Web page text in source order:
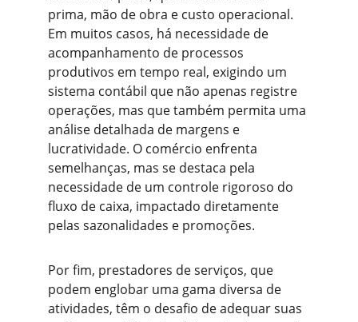
prima, mão de obra e custo operacional.
Em muitos casos, há necessidade de
acompanhamento de processos
produtivos em tempo real, exigindo um
sistema contábil que não apenas registre
operações, mas que também permita uma
análise detalhada de margens e
lucratividade. O comércio enfrenta
semelhanças, mas se destaca pela
necessidade de um controle rigoroso do
fluxo de caixa, impactado diretamente
pelas sazonalidades e promoções.
Por fim, prestadores de serviços, que
podem englobar uma gama diversa de
atividades, têm o desafio de adequar suas